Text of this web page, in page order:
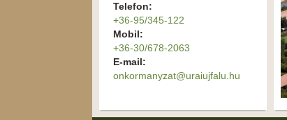
Telefon:
+36-95/345-122
Mobil:
+36-30/678-2063
E-mail:
onkormanyzat@uraiujfalu.hu